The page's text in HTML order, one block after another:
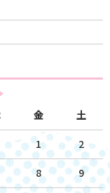
金 土
1 2
8 9